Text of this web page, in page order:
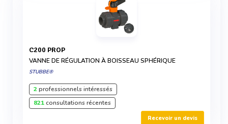
C200 PROP
VANNE DE RÉGULATION À BOISSEAU SPHÉRIQUE
STUBBE®
2professionnels intéressés
821consultations récentes
Recevoir un devis